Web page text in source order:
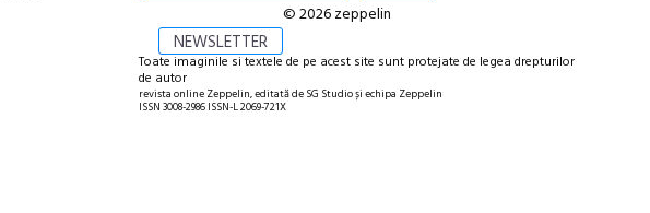
NEWSLETTER
© 2026 zeppelin
Toate imaginile si textele de pe acest site sunt protejate de legea drepturilor
de autor
revista online Zeppelin, editată de SG Studio și echipa Zeppelin
ISSN 3008-2986 ISSN-L 2069-721X